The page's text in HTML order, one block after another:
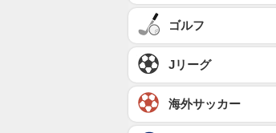
ゴルフ
Jリーグ
海外サッカー